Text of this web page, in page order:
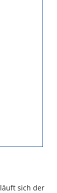
sich der